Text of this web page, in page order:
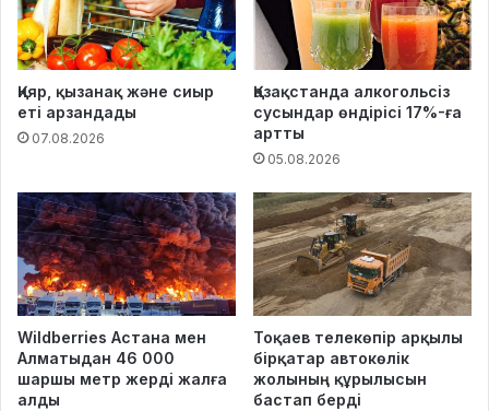
Қияр, қызанақ және сиыр
еті арзандады
07.08.2026
Қазақстанда алкогольсіз
сусындар өндірісі 17%-ға
артты
05.08.2026
Wildberries Астана мен
Алматыдан 46 000
шаршы метр жерді жалға
алды
Тоқаев телекөпір арқылы
бірқатар автокөлік
жолының құрылысын
бастап берді